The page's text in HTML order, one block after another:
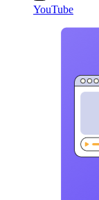
YouTube